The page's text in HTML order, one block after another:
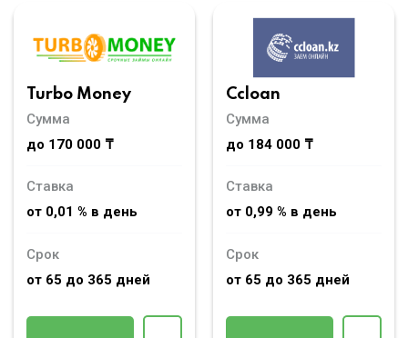
Turbo Money
Сумма
до 170 000 ₸
Ставка
от 0,01 % в день
Срок
от 65 до 365 дней
Ccloan
Сумма
до 184 000 ₸
Ставка
от 0,99 % в день
Срок
от 65 до 365 дней